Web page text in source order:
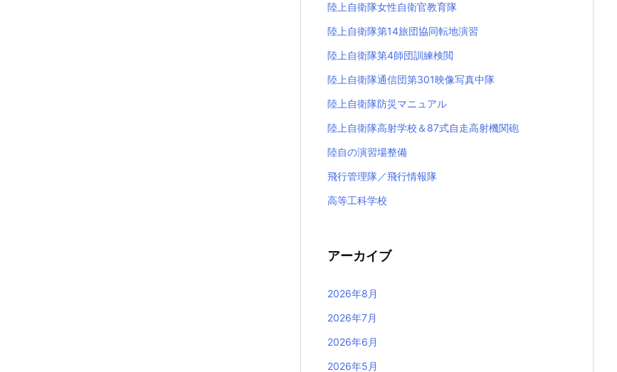
陸上自衛隊女性自衛官教育隊
陸上自衛隊第14旅団協同転地演習
陸上自衛隊第4師団訓練検閲
陸上自衛隊通信団第301映像写真中隊
陸上自衛隊防災マニュアル
陸上自衛隊高射学校＆87式自走高射機関砲
陸自の演習場整備
飛行管理隊／飛行情報隊
高等工科学校
アーカイブ
2026年8月
2026年7月
2026年6月
2026年5月